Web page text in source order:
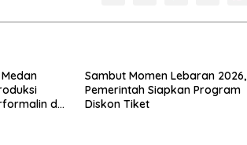
di
Sambut Momen Lebaran 2026,
Pemerintah Siapkan Program
Diskon Tiket